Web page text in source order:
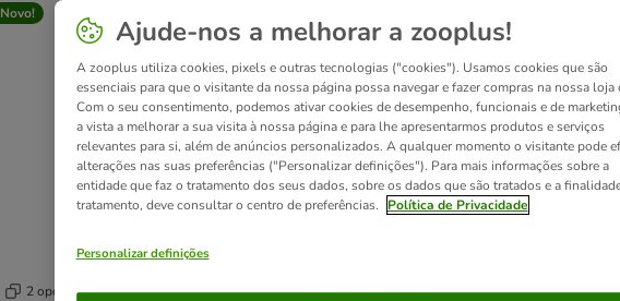
Novo!
2 opções 2 opções
Ajude-nos a melhorar a zooplus!
A zooplus utiliza cookies, pixels e outras tecnologias ("cookies"). Usamos cookies que são
essenciais para que o visitante da nossa página possa navegar e fazer compras na nossa loja
Com o seu consentimento, podemos ativar cookies de desempenho, funcionais e de
a vista a melhorar a sua visita à nossa página e para lhe apresentarmos produtos e serviços
relevantes para si, além de anúncios personalizados. A qualquer momento o visitante pode
alterações nas suas preferências ("Personalizar definições"). Para mais informações sobre a
entidade que faz o tratamento dos seus dados, sobre os dados que são tratados e a
tratamento, deve consultar o centro de preferências.
Política de Privacidade
Personalizar definições